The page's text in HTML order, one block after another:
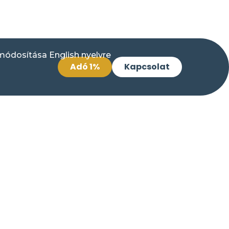
Adó 1% Kapcsolat